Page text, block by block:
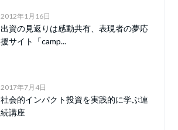
2012年1月16日
出資の見返りは感動共有、表現者の夢応
援サイト「camp...
2017年7月4日
社会的インパクト投資を実践的に学ぶ連
続講座